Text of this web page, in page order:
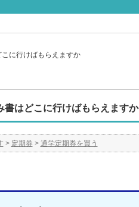
に行けばもらえますか
書はどこに行けばもらえますか
> 定期券 > 通学定期券を買う